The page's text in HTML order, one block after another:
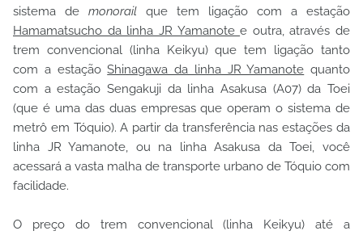
sistema de monorail que tem ligação com a estação
Hamamatsucho da linha JR Yamanotee outra, através de
trem convencional (linha Keikyu) que tem ligação tanto
com a estaçãoShinagawa da linha JR Yamanote quanto
com a estação Sengakuji da linha Asakusa (A07) da Toei
(que é uma das duas empresas que operam o sistema de
metrô em Tóquio). A partir da transferência nas estações da
linha JR Yamanote, ou na linha Asakusa da Toei, você
acessará a vasta malha de transporte urbano de Tóquio com
facilidade.
O preço do trem convencional (linha Keikyu) até a